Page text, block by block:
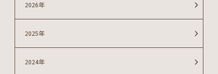
2026年
2025年
2024年